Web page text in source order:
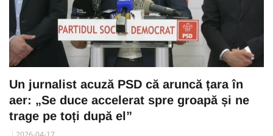
Un jurnalist acuză PSD că aruncă țara în
aer: „Se duce accelerat spre groapă și ne
trage pe toți după el”